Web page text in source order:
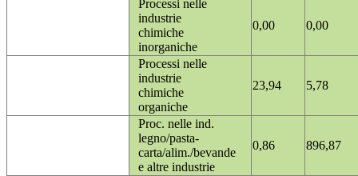
Processi nelle
industrie
chimiche
inorganiche
0,00 0,00
Processi nelle
industrie
chimiche
organiche
23,94 5,78
Proc. nelle ind.
legno/pasta-
carta/alim./bevande
e altre industrie
0,86 896,87